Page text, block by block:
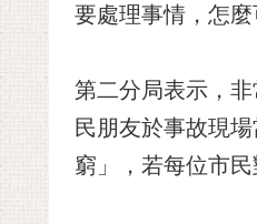
要處理事情，怎
第二分局表示，
民朋友於事故現
窮」，若每位市